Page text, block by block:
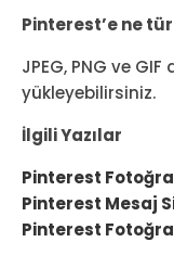
Pinterest’e ne
JPEG, PNG ve
yükleyebilirsiniz.
İlgili Yazılar
Pinterest
Pinterest Mesaj
Pinterest